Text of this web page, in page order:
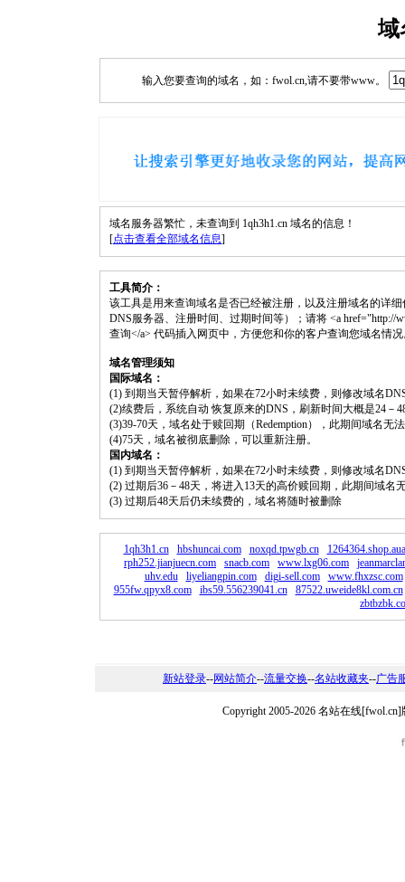
域
输入您要查询的域名，如：fwol.cn,请不要带www。
域名服务器繁忙，未查询到 1qh3h1.cn 域名的信息！
[点击查看全部域名信息]
工具简介：
该工具是用来查询域名是否已经被注册，以及注册域名的详
DNS服务器、注册时间、过期时间等）；请将 <a href="http://
查询</a> 代码插入网页中，方便您和你的客户查询您域名情
域名管理须知
国际域名：
(1) 到期当天暂停解析，如果在72小时未续费，则修改域名
(2)续费后，系统自动 恢复原来的DNS，刷新时间大概是24－
(3)39-70天，域名处于赎回期（Redemption），此期间域名无
(4)75天，域名被彻底删除，可以重新注册。
国内域名：
(1) 到期当天暂停解析，如果在72小时未续费，则修改域名
(2) 过期后36－48天，将进入13天的高价赎回期，此期间域名
(3) 过期后48天后仍未续费的，域名将随时被删除
1qh3h1.cn hbshuncai.com noxqd.tpwgb.cn
rph252.jianjuecn.com
snacb.com www.lxg06.com
uhv.edu
liyeliangpin.com digi-sell.com
www.fhxzsc.com
955fw.qpyx8.com
ibs59.556239041.cn
87522.uweide8kl.com.cn
新站登录--网站简介--流量交换--名站收藏夹--广告
Copyright 2005-2026 名站在线